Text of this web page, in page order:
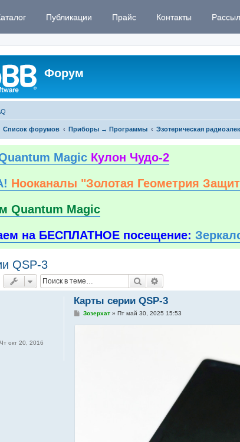
Публикации Прайс Контакты
Форум
Список форумов Приборы → Программы Эзотерическая
Magic Кулон Чудо-2
Нооканалы "Золотая Геометрия
Quantum Magic
на БЕСПЛАТНОЕ посещение:
QSP-3
Поиск
Чт окт 20, 2016
Карты серии QSP-3
С
о
Зозерхат» Пт май 30, 2025 15:53